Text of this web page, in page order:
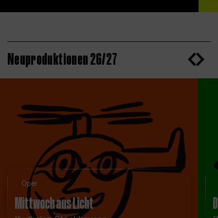
Neuproduktionen 26/27
Oper
Mittwoch aus Licht